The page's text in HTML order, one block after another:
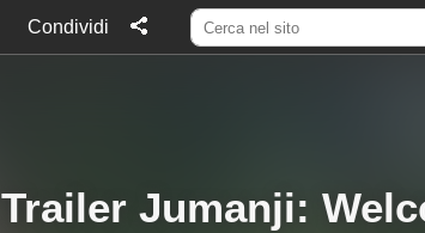
Condividi
Trailer Jumanji: